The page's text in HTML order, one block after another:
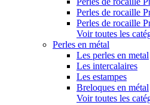
Perles de rocaille
Perles de rocaille
Voir toutes les
Perles en métal
Les perles en metal
Les intercalaires
Les estampes
Breloques en métal
Voir toutes les